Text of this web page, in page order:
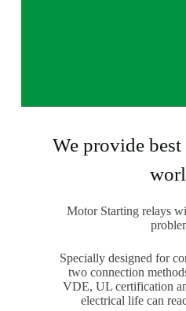
We provide
Motor Starting relays
Specially designed for
two connection
VDE, UL certification
electrical life can